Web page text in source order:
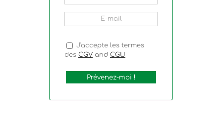
J'accepte les termes
des CGV and CGU